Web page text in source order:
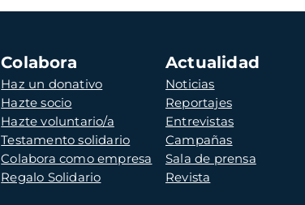
Colabora
Haz un donativo
Hazte socio
Hazte voluntario/a
Testamento solidario
Colabora como empresa
Regalo Solidario
Actualidad
Noticias
Reportajes
Entrevistas
Campañas
Sala de prensa
Revista